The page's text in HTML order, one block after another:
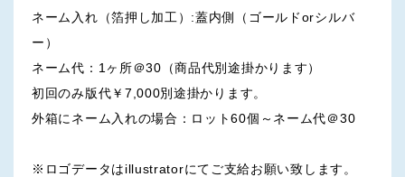
ネーム入れ（箔押し加工）:蓋内側（ゴールドorシルバ
ー）
ネーム代：1ヶ所＠30（商品代別途掛かります）
初回のみ版代￥7,000別途掛かります。
外箱にネーム入れの場合：ロット60個～ネーム代＠30
※ロゴデータはillustratorにてご支給お願い致します。